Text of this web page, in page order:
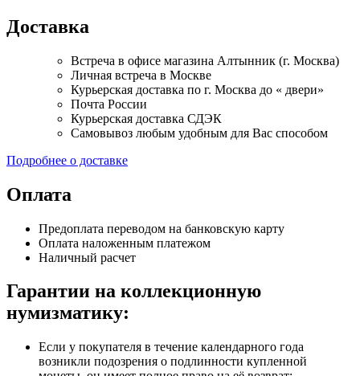
Доставка
Встреча в офисе магазина Алтынник (г. Москва)
Личная встреча в Москве
Курьерская доставка по г. Москва до « двери»
Почта России
Курьерская доставка СДЭК
Самовывоз любым удобным для Вас способом
Подробнее о доставке
Оплата
Предоплата переводом на банковскую карту
Оплата наложенным платежом
Наличный расчет
Гарантии на коллекционную
нумизматику:
Если у покупателя в течение календарного года
возникли подозрения о подлинности купленной